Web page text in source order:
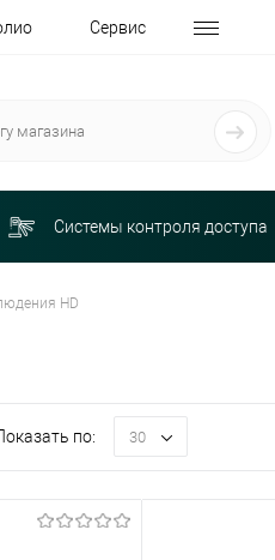
Сервис
Системы контроля доступа
HD
по: 30